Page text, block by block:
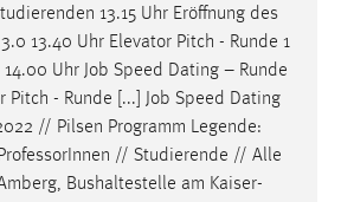
13.15 Uhr Eröffnung des
13.40 Uhr Elevator Pitch - Runde 1
Uhr Job Speed Dating – Runde
Pitch - Runde [...] Job Speed Dating
// Pilsen Programm Legende:
// Studierende // Alle
Bushaltestelle am Kaiser-